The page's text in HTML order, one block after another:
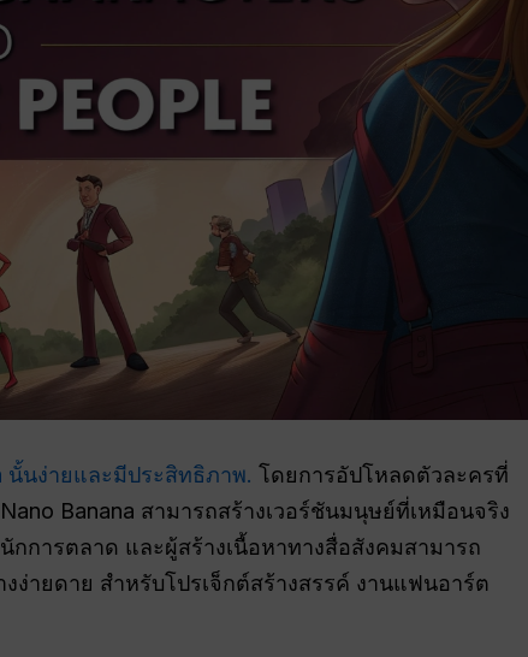
นั้นง่ายและมีประสิทธิภาพ. โดยการอัปโหลดตัวละครที่
Banana สามารถสร้างเวอร์ชันมนุษย์ที่เหมือนจริง
ารตลาด และผู้สร้างเนื้อหาทางสื่อสังคมสามารถ
ง่ายดาย สำหรับโปรเจ็กต์สร้างสรรค์ งานแฟนอาร์ต